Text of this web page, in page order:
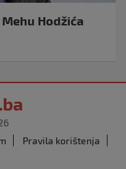
Mehu Hodžića
Pravila korištenja